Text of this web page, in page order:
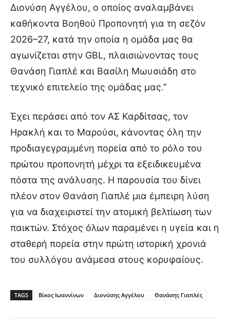
Διονύση Αγγέλου, ο οποίος αναλαμβάνει
καθήκοντα Βοηθού Προπονητή για τη σεζόν
2026–27, κατά την οποία η ομάδα μας θα
αγωνίζεται στην GBL, πλαισιώνοντας τους
Θανάση Γιαπλέ και Βασίλη Μωυσιάδη στο
τεχνικό επιτελείο της ομάδας μας.”
Έχει περάσει από τον ΑΣ Καρδίτσας, τον
Ηρακλή και το Μαρούσι, κάνοντας όλη την
προδιαγεγραμμένη πορεία από το ρόλο του
πρώτου προπονητή μέχρι τα εξειδικευμένα
πόστα της ανάλυσης. Η παρουσία του δίνει
πλέον στον Θανάση Γιαπλέ μια έμπειρη λύση
για να διαχειριστεί την ατομική βελτίωση των
παικτών. Στόχος όλων παραμένει η υγεία και η
σταθερή πορεία στην πρώτη ιστορική χρονιά
του συλλόγου ανάμεσα στους κορυφαίους.
TAGS Βίκος Ιωαννίνων Διονύσης Αγγέλου Θανάσης Γιαπλές